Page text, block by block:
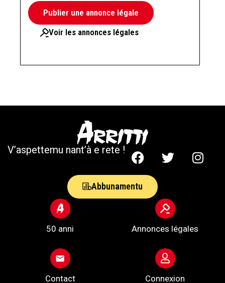
Publier une annonce légale
Voir les annonces légales
V’aspettemu nant’à e rete !
50 anni Annonces légales
Contact Connexion
Abbunamentu